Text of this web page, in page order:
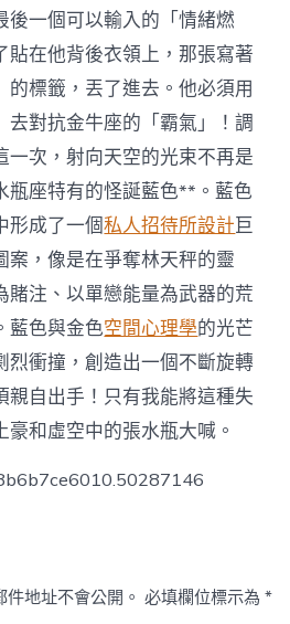
後一個可以輸入的「情緒燃
貼在他背後衣領上，那張寫著
的標籤，丟了進去。他必須用
去對抗金牛座的「霸氣」！調
一次，射向天空的光束不再是
瓶座特有的怪誕藍色**。藍色
形成了一個私人招待所設計巨
案，像是在爭奪林天秤的靈
賭注、以單戀能量為武器的荒
藍色與金色空間心理學的光芒
烈衝撞，創造出一個不斷旋轉
親自出手！只有我能將這種失
和虛空中的張水瓶大喊。
地址不會公開。 必填欄位標示為*